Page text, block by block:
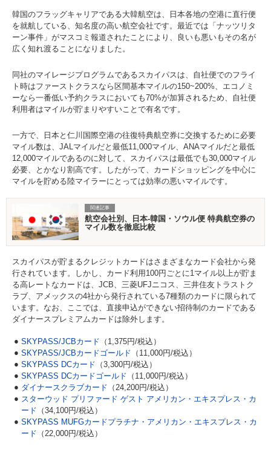
韓国のフラッグキャリアである大韓航空は、日本各地の空港に直行便
を就航している、知名度の高い航空会社です。最近では「ナッツリタ
ーン事件」がマスコミ報道されたことにより、良いも悪いもその名が
広く知れ渡ることになりました。
同社のマイレージプログラムであるスカイパスは、自社便でのフライ
ト時はファーストクラスなら区間基本マイルの150~200%、エコノミ
ーなら一番低い予約クラスにおいても70%が加算されるため、自社便
利用者はマイルが貯まりやすいことで有名です。
一方で、日本と仁川国際空港の往復特典航空券に交換するために必要
マイル数は、JALマイルだと最低11,000マイル、ANAマイルだと最低
12,000マイルであるのに対して、スカイパスは最低でも30,000マイル
必要、とかなり割高です。したがって、カードショッピングを中心に
マイルを貯める陸マイラーにとっては効率の悪いマイルです。
関連記事
航空会社別、日本-韓国・ソウル便 特典航空券の
マイル数を徹底比較
スカイパスが貯まるクレジットカードはさまざまなカード会社から発
行されています。しかし、カード利用100円ごとに1マイル以上が貯ま
る高レートなカードは、JCB、三菱UFJニコス、三井住友トラストク
ラブ、アメックスの4社から発行されている7種類のカードに限られて
います。なお、ここでは、直接申込ができない招待制のカードである
ダイナースプレミアムカードは除外します。
SKYPASS/JCBカード （1,375円/税込）
SKYPASS/JCBカードゴールド （11,000円/税込）
SKYPASS DCカード （3,300円/税込）
SKYPASS DCカードゴールド （11,000円/税込）
ダイナースクラブカード （24,200円/税込）
スターウッド プリファード ゲスト アメリカン・エキスプレス・カ
ード （34,100円/税込）
SKYPASS MUFGカードプラチナ・アメリカン・エキスプレス・カ
ード （22,000円/税込）